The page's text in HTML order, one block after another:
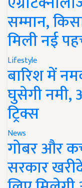
सम्मान,
मिली नई
Lifestyle
बारिश में
घुसेगी नमी,
ट्रिक्स
News
गोबर और
सरकार